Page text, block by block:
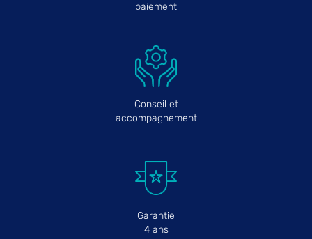
paiement
Conseil et
accompagnement
Garantie
4 ans